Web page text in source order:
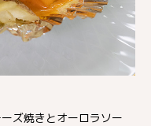
ズ焼きとオーロラソー